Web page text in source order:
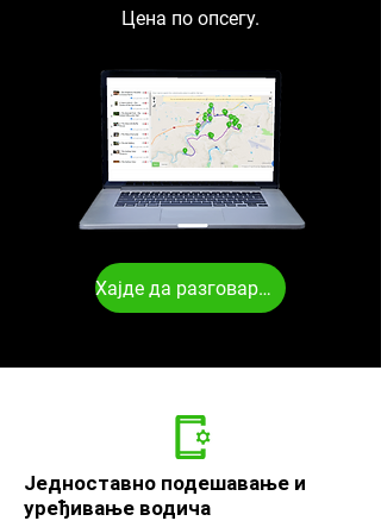
Цена по опсегу.
Хајде да разговарамо
Једноставно подешавање и
уређивање водича